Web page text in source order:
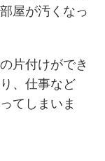
屋が汚くなっ
片付けができ
、仕事など
てしまいま